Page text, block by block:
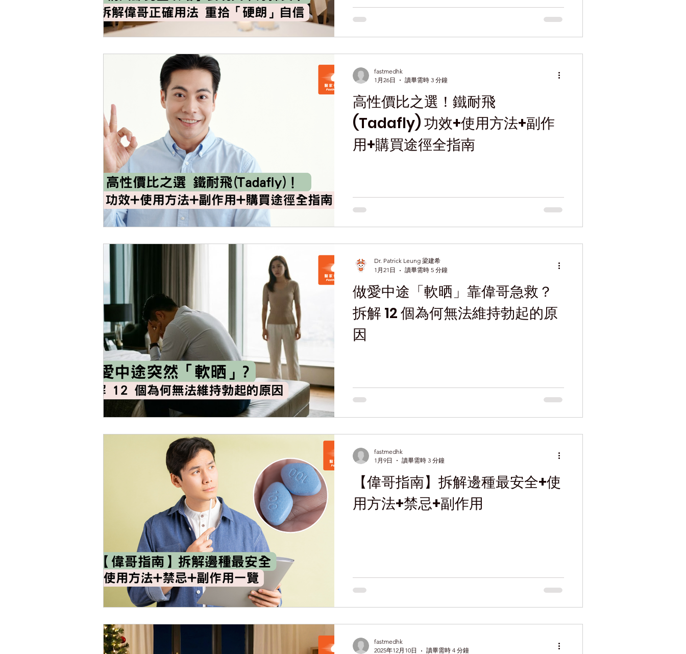
高性價比之選！鐵耐飛
(Tadafly) 功效+使用方法+副作
用+購買途徑全指南
fastmedhk
1月26日
讀畢需時 3 分鐘
做愛中途「軟晒」靠偉哥急救？
拆解 12 個為何無法維持勃起的原
因
Dr. Patrick Leung 梁建希
1月21日
讀畢需時 5 分鐘
【偉哥指南】拆解邊種最安全+使
用方法+禁忌+副作用
fastmedhk
1月9日
讀畢需時 3 分鐘
fastmedhk
2025年12月10日
讀畢需時 4 分鐘